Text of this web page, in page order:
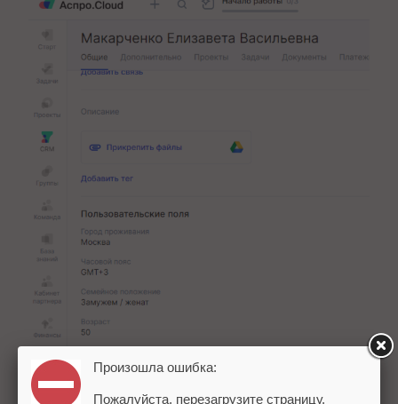
Произошла ошибка:
Пожалуйста, перезагрузите страницу.